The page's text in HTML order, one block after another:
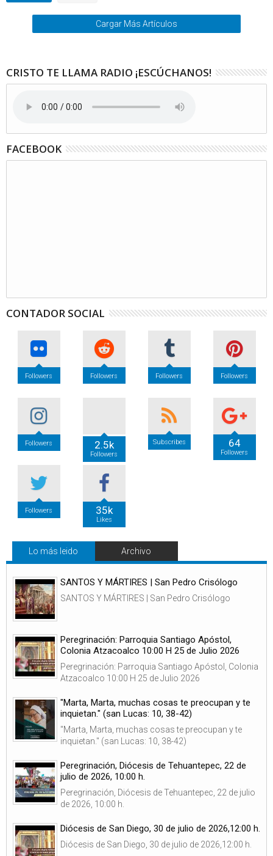
Cargar Más Artículos
CRISTO TE LLAMA RADIO ¡ESCÚCHANOS!
FACEBOOK
CONTADOR SOCIAL
Followers Followers Followers Followers
Followers 2.5k
Followers
Subscribes 64
Followers
Followers 35k
Likes
Lo más leido Archivo
SANTOS Y MÁRTIRES | San Pedro Crisólogo
SANTOS Y MÁRTIRES | San Pedro Crisólogo
Peregrinación: Parroquia Santiago Apóstol,
Colonia Atzacoalco 10:00 H 25 de Julio 2026
Peregrinación: Parroquia Santiago Apóstol, Colonia
Atzacoalco 10:00 H 25 de Julio 2026
"Marta, Marta, muchas cosas te preocupan y te
inquietan." (san Lucas: 10, 38-42)
"Marta, Marta, muchas cosas te preocupan y te
inquietan." (san Lucas: 10, 38-42)
Peregrinación, Diócesis de Tehuantepec, 22 de
julio de 2026, 10:00 h.
Peregrinación, Diócesis de Tehuantepec, 22 de julio
de 2026, 10:00 h.
Diócesis de San Diego, 30 de julio de 2026,12:00 h.
Diócesis de San Diego, 30 de julio de 2026,12:00 h.